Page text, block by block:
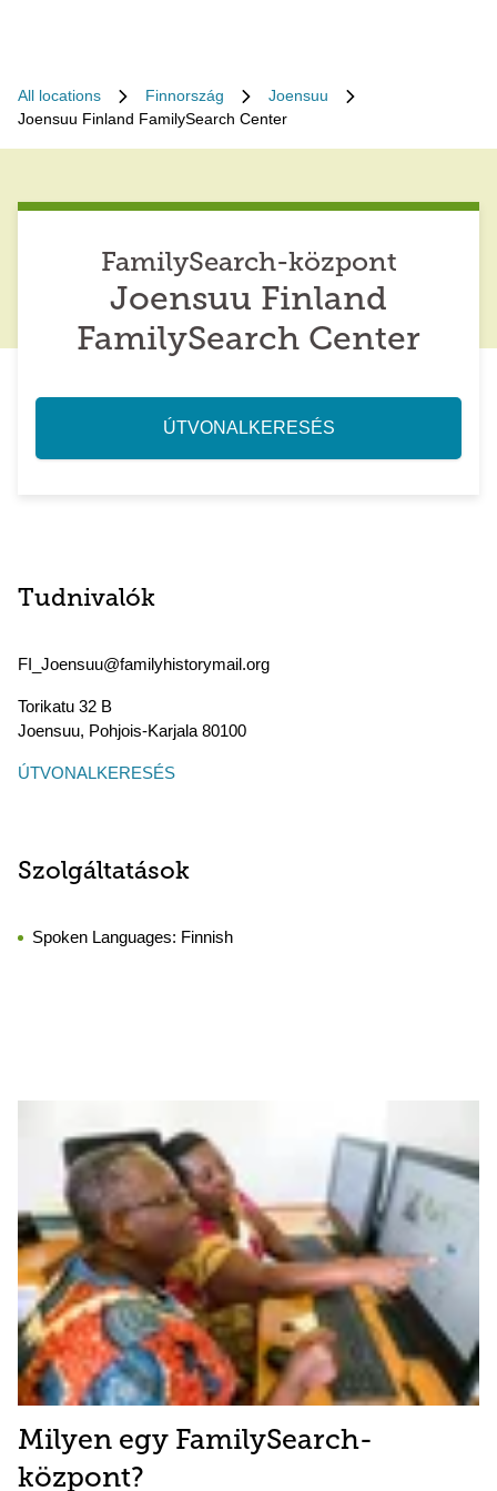
All locations Finnország
Joensuu
Joensuu Finland FamilySearch Center
FamilySearch-központ
Joensuu Finland
FamilySearch Center
ÚTVONALKERESÉS
Tudnivalók
FI_Joensuu@familyhistorymail.org
Torikatu 32 B
Joensuu, Pohjois-Karjala 80100
ÚTVONALKERESÉS
Szolgáltatások
Spoken Languages: Finnish
Milyen egy FamilySearch-
központ?